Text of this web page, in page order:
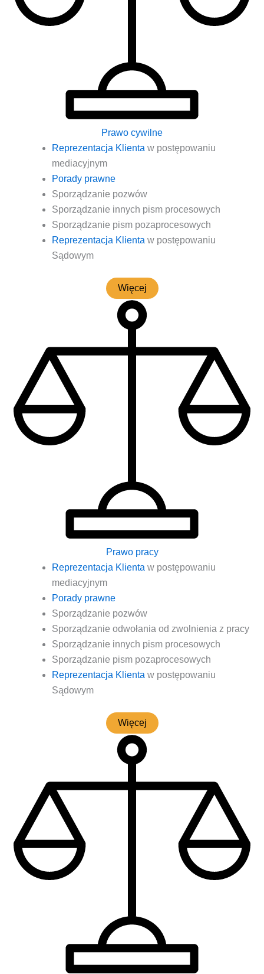
Prawo cywilne
Repre­zen­ta­cja Klien­ta w postę­po­wa­niu
mediacyjnym
Pora­dy prawne
Spo­rzą­dza­nie pozwów
Spo­rzą­dza­nie innych pism procesowych
Spo­rzą­dza­nie pism pozaprocesowych
Repre­zen­ta­cja Klien­ta w postę­po­wa­niu
Sądowym
Wię­cej
Prawo pracy
Repre­zen­ta­cja Klien­ta w postę­po­wa­niu
mediacyjnym
Pora­dy prawne
Spo­rzą­dza­nie pozwów
Spo­rzą­dza­nie odwo­ła­nia od zwol­nie­nia z pracy
Spo­rzą­dza­nie innych pism procesowych
Spo­rzą­dza­nie pism pozaprocesowych
Repre­zen­ta­cja Klien­ta w postę­po­wa­niu
Sądowym
Wię­cej